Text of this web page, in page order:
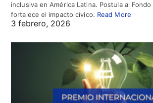
inclusiva en América Latina. Postula al
fortalece el impacto cívico. Read More
3 febrero, 2026